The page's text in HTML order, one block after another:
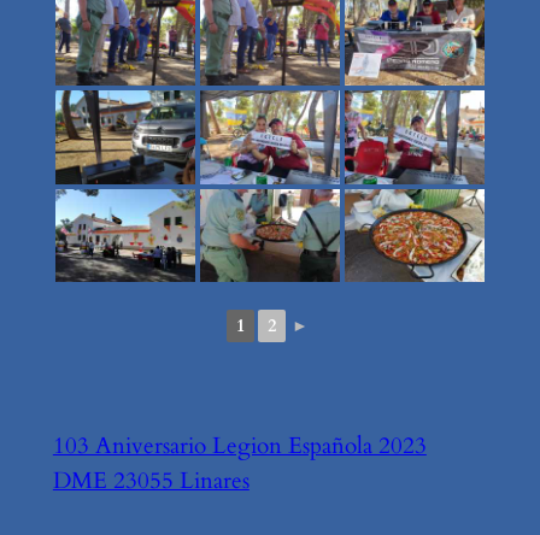
1 2 ►
103 Aniversario Legion Española 2023
DME 23055 Linares